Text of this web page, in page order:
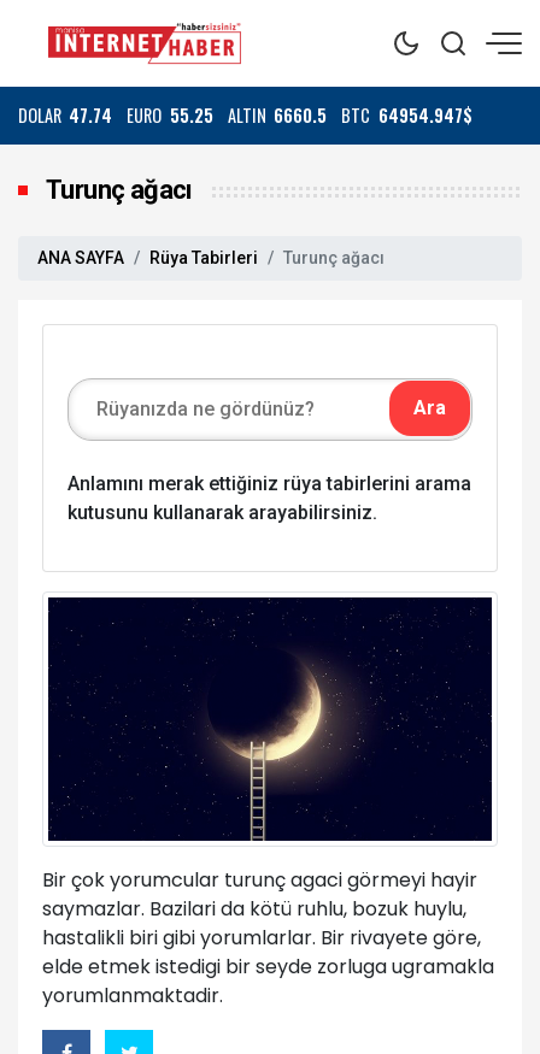
DOLAR 47.74 EURO 55.25 ALTIN 6660.5 BTC 64954.947$
Turunç ağacı
ANA SAYFA Rüya Tabirleri Turunç ağacı
Anlamını merak ettiğiniz rüya tabirlerini arama
kutusunu kullanarak arayabilirsiniz.
Bir çok yorumcular turunç agaci görmeyi hayir
saymazlar. Bazilari da kötü ruhlu, bozuk huylu,
hastalikli biri gibi yorumlarlar. Bir rivayete göre,
elde etmek istedigi bir seyde zorluga ugramakla
yorumlanmaktadir.